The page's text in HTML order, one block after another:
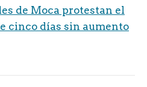
de Moca protestan el
cinco días sin aumento